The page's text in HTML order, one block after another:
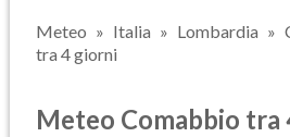
Meteo Italia Lombardia
tra 4 giorni
Meteo Comabbio tra